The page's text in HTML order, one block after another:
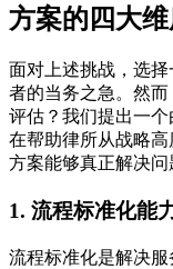
方案的四大
面对上述挑战，选
者的当务之急。然
评估？我们提出一
在帮助律所从战略
方案能够真正解决问
1. 流程标准化能
流程标准化是解决